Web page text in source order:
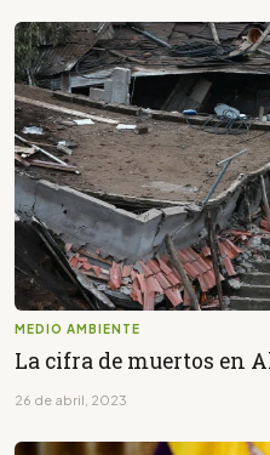
MEDIO AMBIENTE
La cifra de muertos en
26 de abril, 2023